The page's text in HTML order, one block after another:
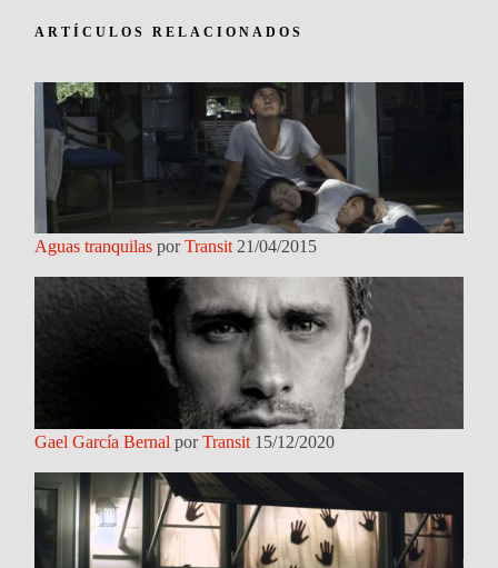
ARTÍCULOS RELACIONADOS
Aguas tranquilas porTransit 21/04/2015
Gael García Bernal porTransit 15/12/2020